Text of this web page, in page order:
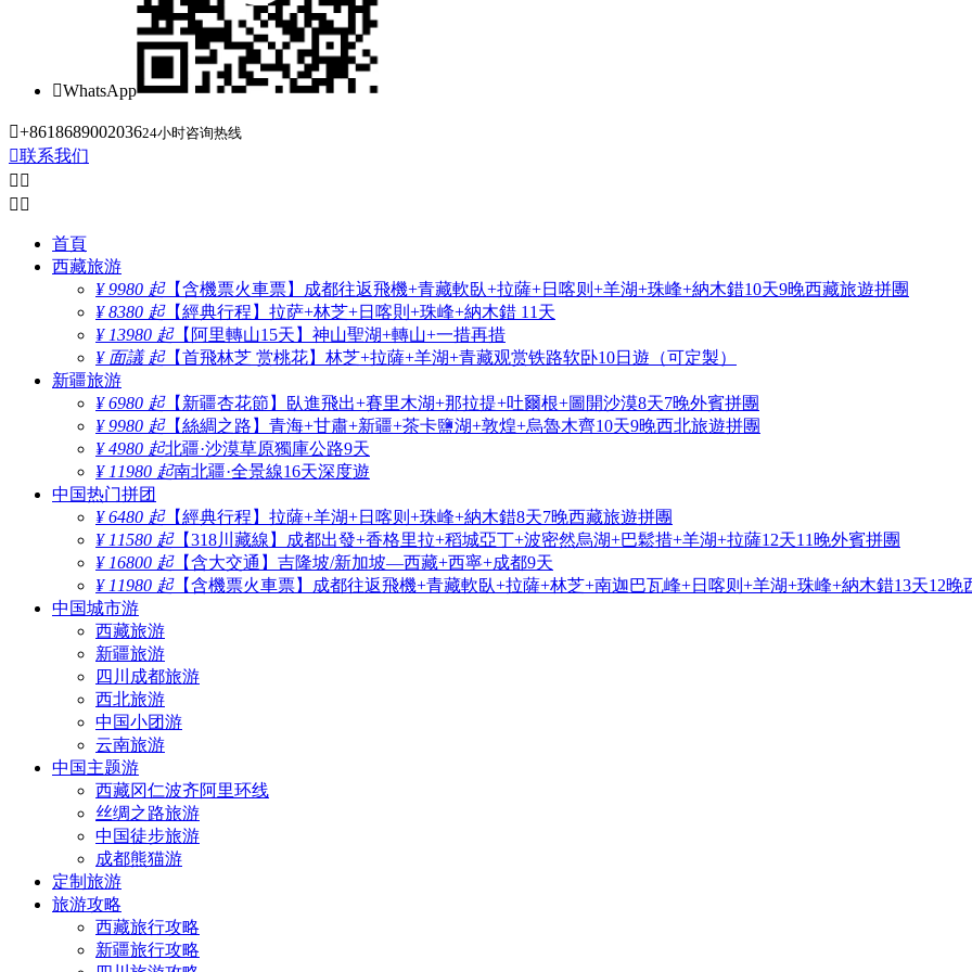
WhatsApp
+861868900203624小时咨询热线
联系我们
 
 
首頁
西藏旅游
¥ 9980 起【含機票火車票】成都往返飛機+青藏軟臥+拉薩+日喀则+羊湖+珠峰+納木錯10天9晚西藏旅遊拼團
¥ 8380 起【經典行程】拉萨+林芝+日喀則+珠峰+納木錯 11天
¥ 13980 起【阿里轉山15天】神山聖湖+轉山+一措再措
¥ 面議 起【首飛林芝 赏桃花】林芝+拉薩+羊湖+青藏观赏铁路软卧10日遊（可定製）
新疆旅游
¥ 6980 起【新疆杏花節】臥進飛出+賽里木湖+那拉提+吐爾根+圖開沙漠8天7晚外賓拼團
¥ 9980 起【絲綢之路】青海+甘肅+新疆+茶卡鹽湖+敦煌+烏魯木齊10天9晚西北旅遊拼團
¥ 4980 起北疆·沙漠草原獨庫公路9天
¥ 11980 起南北疆·全景線16天深度遊
中国热门拼团
¥ 6480 起【經典行程】拉薩+羊湖+日喀则+珠峰+納木錯8天7晚西藏旅遊拼團
¥ 11580 起【318川藏線】成都出發+香格里拉+稻城亞丁+波密然烏湖+巴鬆措+羊湖+拉薩12天11晚外賓拼團
¥ 16800 起【含大交通】吉隆坡/新加坡—西藏+西寧+成都9天
¥ 11980 起【含機票火車票】成都往返飛機+青藏軟臥+拉薩+林芝+南迦巴瓦峰+日喀则+羊湖+珠峰+納木錯13天12晚
中国城市游
西藏旅游
新疆旅游
四川成都旅游
西北旅游
中国小团游
云南旅游
中国主题游
西藏冈仁波齐阿里环线
丝绸之路旅游
中国徒步旅游
成都熊猫游
定制旅游
旅游攻略
西藏旅行攻略
新疆旅行攻略